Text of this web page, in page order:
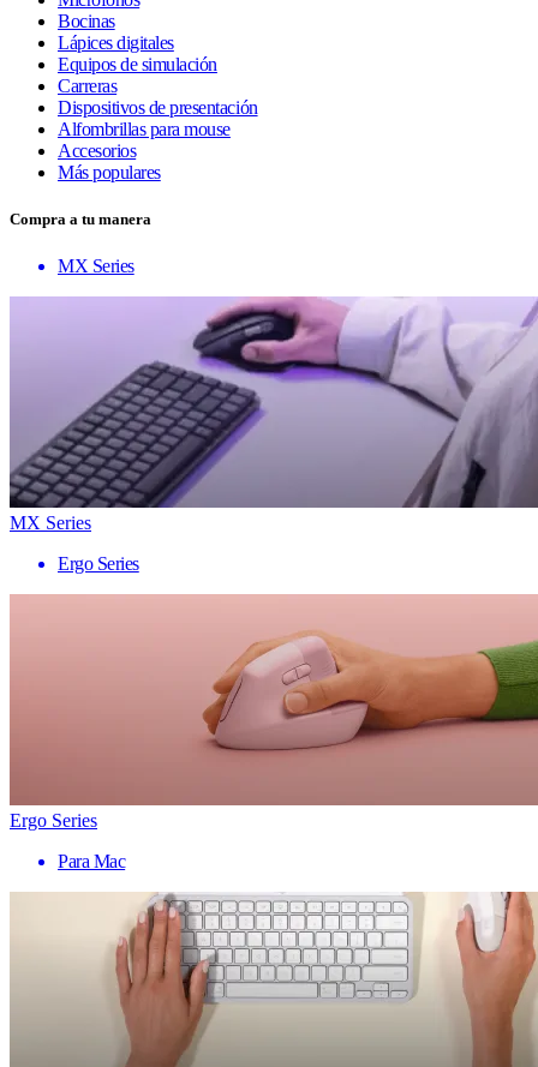
Bocinas
Lápices digitales
Equipos de simulación
Carreras
Dispositivos de presentación
Alfombrillas para mouse
Accesorios
Más populares
Compra a tu manera
MX Series
MX Series
Ergo Series
Ergo Series
Para Mac